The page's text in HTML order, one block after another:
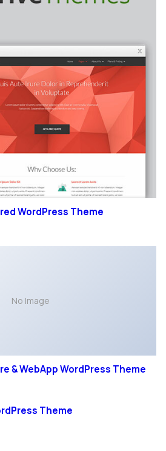
WordPress Theme
No Image
& WebApp WordPress Theme
Theme